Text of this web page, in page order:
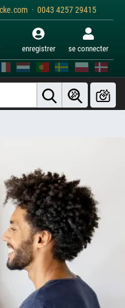
· 0043 4257 29415
enregistrer se connecter